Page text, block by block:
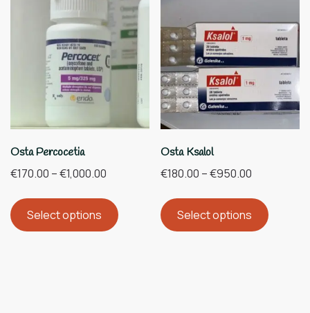
Osta Percocetia
€170.00 –€1,000.00
Select options
Osta Ksalol
€180.00 –€950.00
Select options